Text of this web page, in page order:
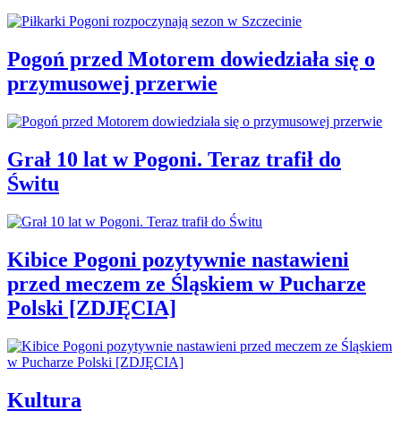
Pogoń przed Motorem dowiedziała się o
przymusowej przerwie
Grał 10 lat w Pogoni. Teraz trafił do
Świtu
Kibice Pogoni pozytywnie nastawieni
przed meczem ze Śląskiem w Pucharze
Polski [ZDJĘCIA]
Kultura